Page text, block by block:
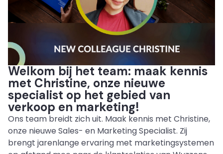
Welkom bij het team: maak kennis
met Christine, onze nieuwe
specialist op het gebied van
verkoop en marketing!
Ons team breidt zich uit. Maak kennis met Christine,
onze nieuwe Sales- en Marketing Specialist. Zij
brengt jarenlange ervaring met marketingsystemen